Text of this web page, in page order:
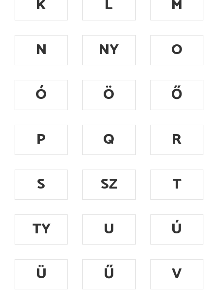
K L
M
N
NY
O
Ó
Ö
Ő
P
Q
R
S
SZ
T
TY
U
Ú
Ü
Ű
V